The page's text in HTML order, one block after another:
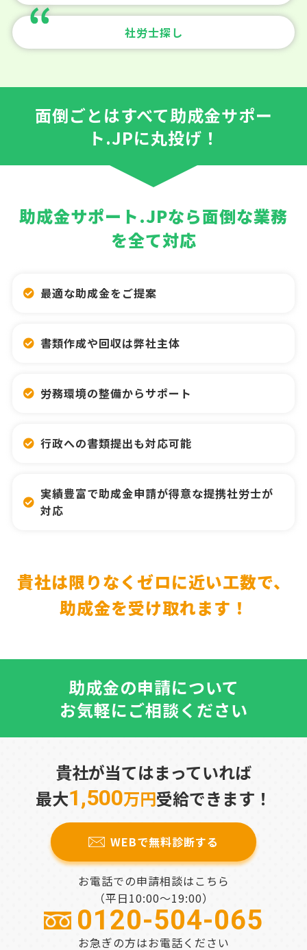
社労士探し
面倒ごとはすべて助成金サポー
ト.JPに丸投げ！
助成金サポート.JPなら面倒な業務
を全て対応
最適な助成金をご提案
書類作成や回収は弊社主体
労務環境の整備からサポート
行政への書類提出も対応可能
実績豊富で助成金申請が得意な提携社労士が
対応
貴社は限りなくゼロに近い工数で、
助成金を受け取れます！
助成金の申請について
お気軽にご相談ください
貴社が当てはまっていれば
最大1,500万円受給できます！
WEBで無料診断する
お電話での申請相談はこちら
（平日10:00～19:00）
0120-504-065
お急ぎの方はお電話ください